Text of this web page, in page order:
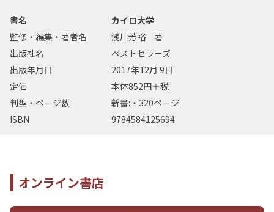
書名
カイロ大学
監修・編集・著者名
浅川芳裕 著
出版社名
ベストセラーズ
出版年月日
2017年12月 9日
定価
本体852円＋税
判型・ページ数
新書:・320ページ
ISBN
9784584125694
オンライン書店